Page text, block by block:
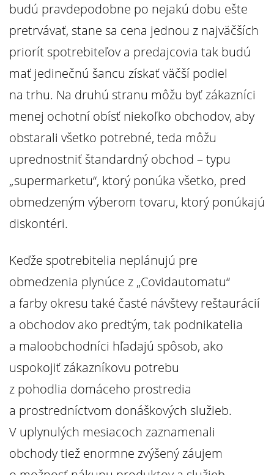
budú pravdepodobne po nejakú dobu ešte
pretrvávať, stane sa cena jednou z najväčších
priorít spotrebiteľov a predajcovia tak budú
mať jedinečnú šancu získať väčší podiel
na trhu. Na druhú stranu môžu byť zákazníci
menej ochotní obísť niekoľko obchodov, aby
obstarali všetko potrebné, teda môžu
uprednostniť štandardný obchod – typu
„supermarketu“, ktorý ponúka všetko, pred
obmedzeným výberom tovaru, ktorý ponúkajú
diskontéri.
Keďže spotrebitelia neplánujú pre
obmedzenia plynúce z „Covidautomatu“
a farby okresu také časté návštevy reštaurácií
a obchodov ako predtým, tak podnikatelia
a maloobchodníci hľadajú spôsob, ako
uspokojiť zákazníkovu potrebu
z pohodlia domáceho prostredia
a prostredníctvom donáškových služieb.
V uplynulých mesiacoch zaznamenali
obchody tiež enormne zvýšený záujem